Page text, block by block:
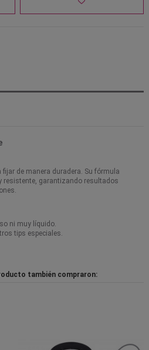
fijar de manera duradera. Su fórmula
resistente, garantizando resultados
ni muy líquido.
tips especiales.
también compraron: